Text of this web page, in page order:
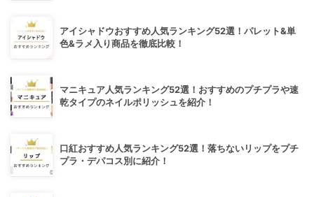
アイシャドウおすすめ人気ランキング52選！パレット&単
色&ラメ入り商品を徹底比較！
マニキュア人気ランキング52選！おすすめのプチプラや速
乾タイプのネイルポリッシュを紹介！
口紅おすすめ人気ランキング52選！落ちないリップをプチ
プラ・デパコス別に紹介！